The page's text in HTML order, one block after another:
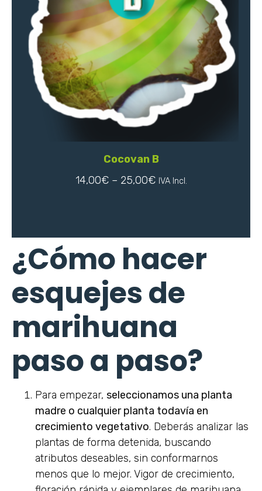
Cocovan B
14,00€– 25,00€ IVA Incl.
¿Cómo hacer
esquejes de
marihuana
paso a paso?
Para empezar, seleccionamos una planta
madre o cualquier planta todavía en
crecimiento vegetativo. Deberás analizar las
plantas de forma detenida, buscando
atributos deseables, sin conformarnos
menos que lo mejor. Vigor de crecimiento,